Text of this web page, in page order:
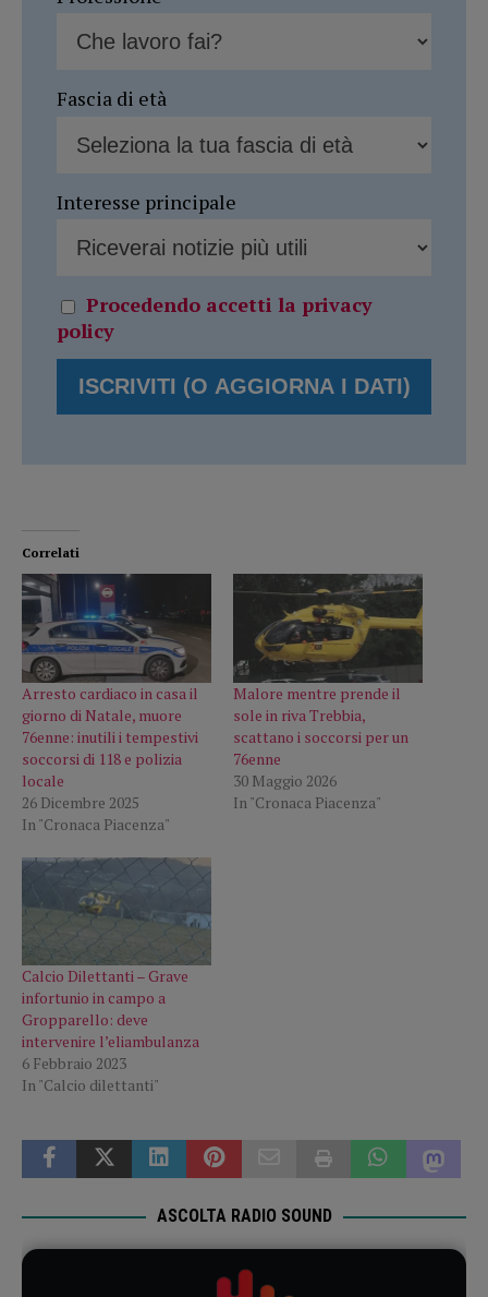
Fascia di età
Interesse principale
Procedendo accetti la privacy
policy
Correlati
Arresto cardiaco in casa il
giorno di Natale, muore
76enne: inutili i tempestivi
soccorsi di 118 e polizia
locale
26 Dicembre 2025
In "Cronaca Piacenza"
Malore mentre prende il
sole in riva Trebbia,
scattano i soccorsi per un
76enne
30 Maggio 2026
In "Cronaca Piacenza"
Calcio Dilettanti – Grave
infortunio in campo a
Gropparello: deve
intervenire l’eliambulanza
6 Febbraio 2023
In "Calcio dilettanti"
ASCOLTA RADIO SOUND